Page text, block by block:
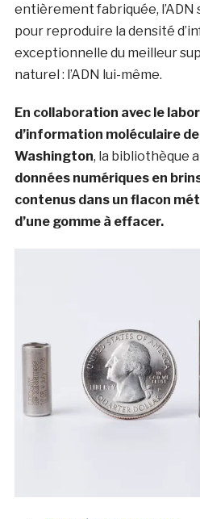
entièrement fabriquée,
pour reproduire la densité
exceptionnelle du meilleur
naturel : l’ADN lui-même.
En collaboration avec le
d’information moléculaire
Washington, la bibliothèque a
données numériques en
contenus dans un flacon
d’une gomme à effacer.